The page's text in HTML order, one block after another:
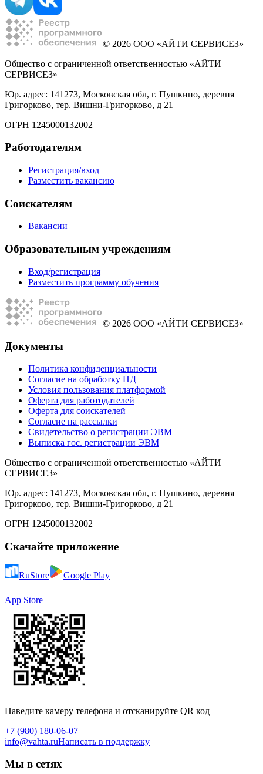
© 2026 ООО «АЙТИ СЕРВИСЕЗ»
Общество с ограниченной ответственностью «АЙТИ
СЕРВИСЕЗ»
Юр. адрес: 141273, Московская обл, г. Пушкино, деревня
Григорково, тер. Вишни-Григорково, д 21
ОГРН 1245000132002
Работодателям
Регистрация/вход
Разместить вакансию
Соискателям
Вакансии
Образовательным учреждениям
Вход/регистрация
Разместить программу обучения
© 2026 ООО «АЙТИ СЕРВИСЕЗ»
Документы
Политика конфиденциальности
Согласие на обработку ПД
Условия пользования платформой
Оферта для работодателей
Оферта для соискателей
Согласие на рассылки
Свидетельство о регистрации ЭВМ
Выписка гос. регистрации ЭВМ
Общество с ограниченной ответственностью «АЙТИ
СЕРВИСЕЗ»
Юр. адрес: 141273, Московская обл, г. Пушкино, деревня
Григорково, тер. Вишни-Григорково, д 21
ОГРН 1245000132002
Скачайте приложение
RuStore Google Play
App Store
Наведите камеру телефона и отсканируйте QR код
+7 (980) 180-06-07
info@vahta.ruНаписать в поддержку
Мы в сетях